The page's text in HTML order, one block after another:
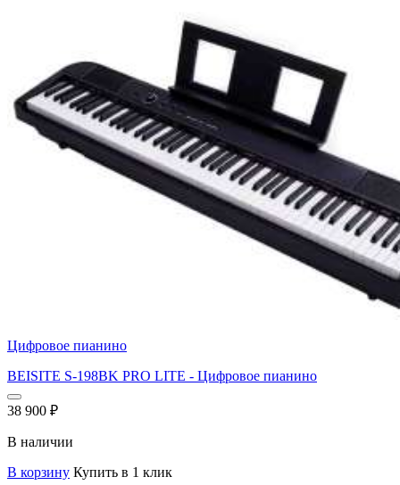
Цифровое пианино
BEISITE S-198BK PRO LITE - Цифровое пианино
38 900 ₽
В наличии
В корзину Купить в 1 клик